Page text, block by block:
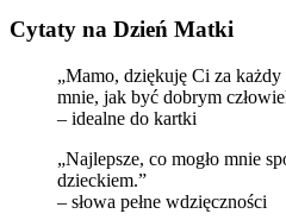
Cytaty na Dzień Matki
„Mamo, dziękuję Ci za
mnie, jak być dobrym
– idealne do kartki
„Najlepsze, co mogło mnie
dzieckiem.”
– słowa pełne wdzięczności